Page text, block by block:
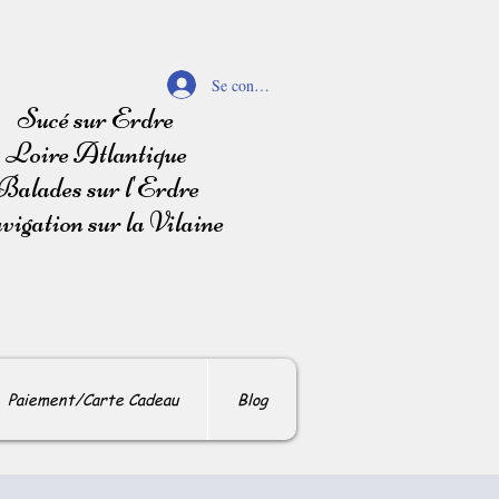
Se connecter
Sucé sur Erdre
Loire Atlantique
sur l'Erdre
sur la Vilaine
Paiement/Carte Cadeau Blog